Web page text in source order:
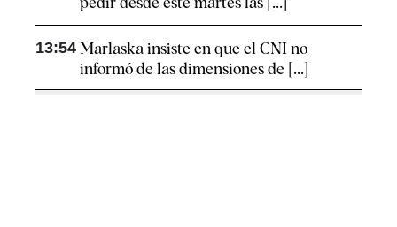
13:54 Marlaska insiste en que el CNI no
informó de las dimensiones de [...]